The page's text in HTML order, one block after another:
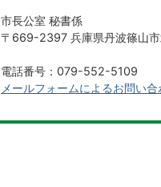
市長公室 秘書係
〒669-2397 兵庫県丹波篠山市
電話番号：079-552-5109
メールフォームによるお問い合